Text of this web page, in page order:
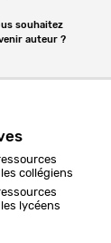
souhaitez
auteur ?
collégiens
lycéens